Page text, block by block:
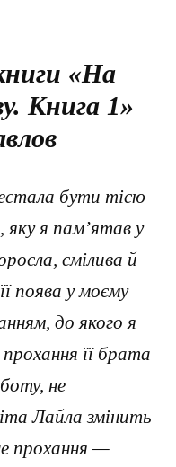
«На
Книга 1»
бути тією
я пам’ятав у
смілива й
поява у моєму
до якого я
її брата
не
Лайла змінить
прохання —